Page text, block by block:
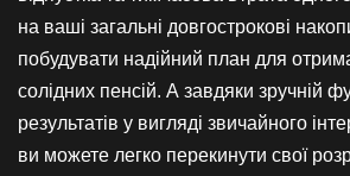
на ваші загальні довгострокові
побудувати надійний план для
солідних пенсій. А завдяки зручній
результатів у вигляді звичайного
ви можете легко перекинути свої